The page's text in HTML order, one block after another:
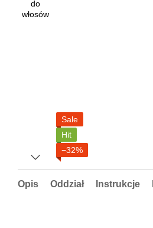
Sale
Hit
−32%
Opis Oddział Instrukcje